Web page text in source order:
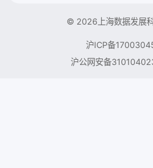
© 2026上海数据发展
沪ICP备
沪公网安备